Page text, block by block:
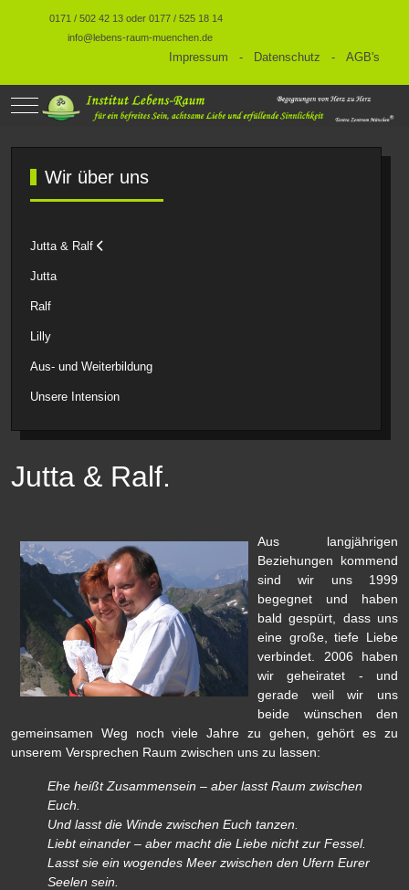
0171 / 502 42 13 oder 0177 / 525 18 14
info@lebens-raum-muenchen.de
Impressum - Datenschutz - AGB's
Mobile Menu Toggle
Wir über uns
Jutta & Ralf
Jutta
Ralf
Lilly
Aus- und Weiterbildung
Unsere Intension
Jutta & Ralf.
Aus langjährigen
Beziehungen kommend
sind wir uns 1999
begegnet und haben
bald gespürt, dass uns
eine große, tiefe Liebe
verbindet. 2006 haben
wir geheiratet - und
gerade weil wir uns
beide wünschen den
gemeinsamen Weg noch viele Jahre zu gehen, gehört es zu
unserem Versprechen Raum zwischen uns zu lassen:
Ehe heißt Zusammensein – aber lasst Raum zwischen
Euch.
Und lasst die Winde zwischen Euch tanzen.
Liebt einander – aber macht die Liebe nicht zur Fessel.
Lasst sie ein wogendes Meer zwischen den Ufern Eurer
Seelen sein.